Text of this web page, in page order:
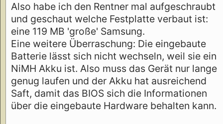
Also habe ich den Rentner mal aufgeschraubt
und geschaut welche Festplatte verbaut ist:
eine 119 MB 'große' Samsung.
Eine weitere Überraschung: Die eingebaute
Batterie lässt sich nicht wechseln, weil sie ein
NiMH Akku ist. Also muss das Gerät nur lange
genug laufen und der Akku hat ausreichend
Saft, damit das BIOS sich die Informationen
über die eingebaute Hardware behalten kann.